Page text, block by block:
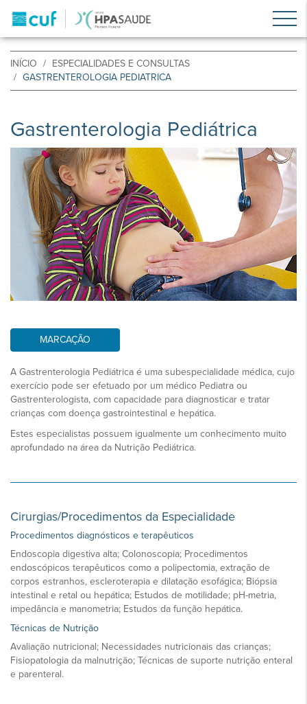
INÍCIO
ESPECIALIDADES E CONSULTAS
GASTRENTEROLOGIA PEDIATRICA
Gastrenterologia Pediátrica
MARCAÇÃO
A Gastrenterologia Pediátrica é uma subespecialidade médica, cujo
exercício pode ser efetuado por um médico Pediatra ou
Gastrenterologista, com capacidade para diagnosticar e tratar
crianças com doença gastrointestinal e hepática.
Estes especialistas possuem igualmente um conhecimento muito
aprofundado na área da Nutrição Pediátrica.
Cirurgias/Procedimentos da Especialidade
Procedimentos diagnósticos e terapêuticos
Endoscopia digestiva alta; Colonoscopia; Procedimentos
endoscópicos terapêuticos como a polipectomia, extração de
corpos estranhos, escleroterapia e dilatação esofágica; Biópsia
intestinal e retal ou hepática; Estudos de motilidade; pH-metria,
impedância e manometria; Estudos da função hepática.
Técnicas de Nutrição
Avaliação nutricional; Necessidades nutricionais das crianças;
Fisiopatologia da malnutrição; Técnicas de suporte nutrição enteral
e parenteral.